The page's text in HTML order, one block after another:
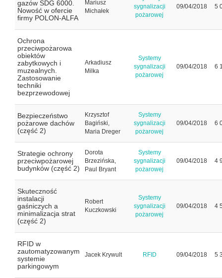
gazów SDG 6000.
Nowość w ofercie
firmy POLON-ALFA
Mariusz
Michałek
sygnalizacji
pożarowej
09/04/2018 5
Ochrona
przeciwpożarowa
obiektów
zabytkowych i
muzealnych.
Zastosowanie
techniki
bezprzewodowej
Arkadiusz
Milka
Systemy
sygnalizacji
pożarowej
09/04/2018 6
Bezpieczeństwo
pożarowe dachów
(część 2)
Krzysztof
Bagiński,
Maria Dreger
Systemy
sygnalizacji
pożarowej
09/04/2018 6
Strategie ochrony
przeciwpożarowej
budynków (część 2)
Dorota
Brzezińska,
Paul Bryant
Systemy
sygnalizacji
pożarowej
09/04/2018 4
Skuteczność
instalacji
gaśniczych a
minimalizacja strat
(część 2)
Robert
Kuczkowski
Systemy
sygnalizacji
pożarowej
09/04/2018 4
RFID w
zautomatyzowanym
systemie
parkingowym
Jacek Krywult RFID 09/04/2018 5